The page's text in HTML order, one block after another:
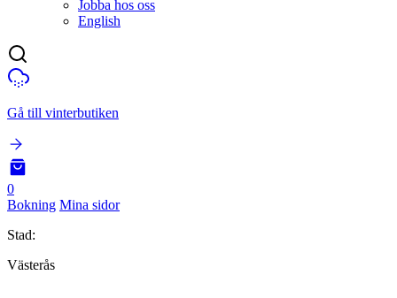
Jobba hos oss
English
Gå till vinterbutiken
0
Bokning Mina sidor
Stad:
Västerås